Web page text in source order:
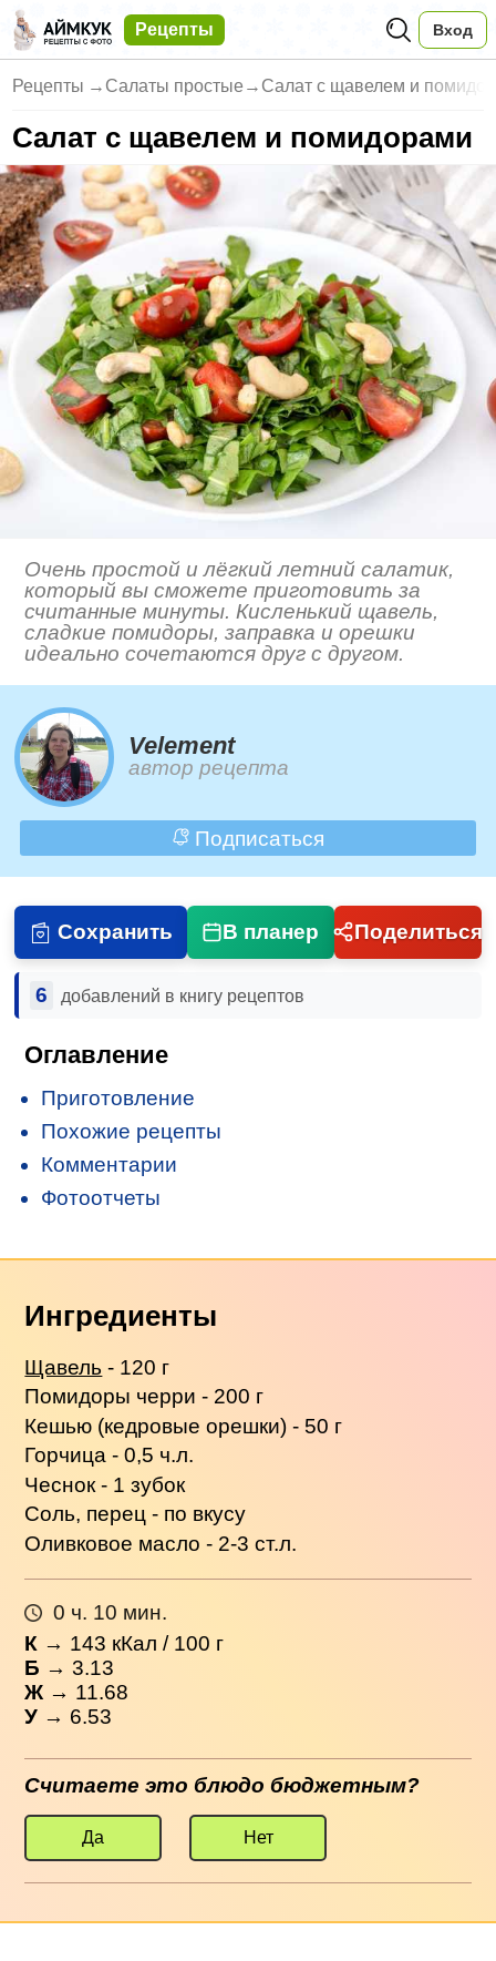
Рецепты Вход
Рецепты → Салаты простые → Салат с щавелем и
Салат с щавелем и помидорами
Очень простой и лёгкий летний салатик,
который вы сможете приготовить за
считанные минуты. Кисленький щавель,
сладкие помидоры, заправка и орешки
идеально сочетаются друг с другом.
Velement
автор рецепта
Подписаться
Сохранить В планер Поделиться
6 добавлений в книгу рецептов
Оглавление
Приготовление
Похожие рецепты
Комментарии
Фотоотчеты
Ингредиенты
Щавель - 120 г
Помидоры черри - 200 г
Кешью (кедровые орешки) - 50 г
Горчица - 0,5 ч.л.
Чеснок - 1 зубок
Соль, перец - по вкусу
Оливковое масло - 2-3 ст.л.
0 ч. 10 мин.
К → 143 кКал / 100 г
Б → 3.13
Ж → 11.68
У → 6.53
Считаете это блюдо бюджетным?
Да Нет